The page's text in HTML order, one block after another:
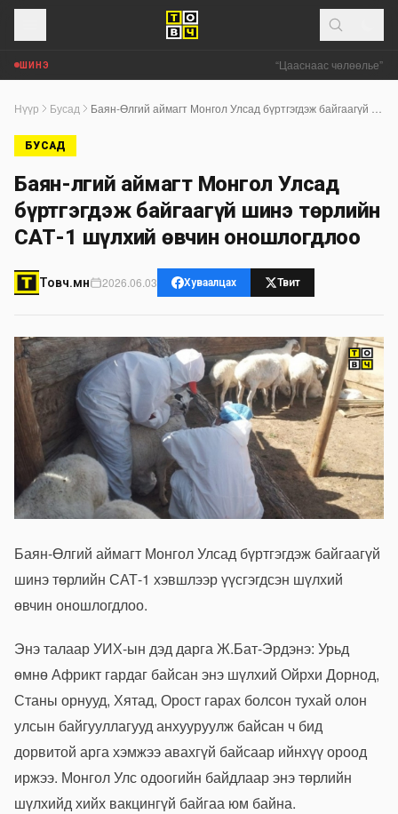
ШИНЭ “Цааснаас чөлөөлье”
Нүүр Бусад
БУСАД
Баян-Өлгий аймагт Монгол Улсад
бүртгэгдэж байгаагүй шинэ төрлийн
САТ-1 шүлхий өвчин оношлогдлоо
Товч.мн 2026.06.03 Хуваалцах Твит
Баян-Өлгий аймагт Монгол Улсад бүртгэгдэж байгаагүй
шинэ төрлийн САТ-1 хэвшлээр үүсгэгдсэн шүлхий
өвчин оношлогдлоо.
Энэ талаар УИХ-ын дэд дарга Ж.Бат-Эрдэнэ: Урьд
өмнө Африкт гардаг байсан энэ шүлхий Ойрхи Дорнод,
Станы орнууд, Хятад, Орост гарах болсон тухай олон
улсын байгууллагууд анхууруулж байсан ч бид
дорвитой арга хэмжээ авахгүй байсаар ийнхүү ороод
иржээ. Монгол Улс одоогийн байдлаар энэ төрлийн
шүлхийд хийх вакцингүй байгаа юм байна.